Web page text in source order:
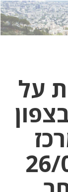
לחץ
כאן
לחץ
כדי
על
ב-26/07